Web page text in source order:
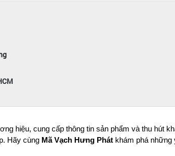
hiệu, cung cấp thông tin sản phẩm và thu hút
Hãy cùng Mã Vạch Hưng Phát khám phá những